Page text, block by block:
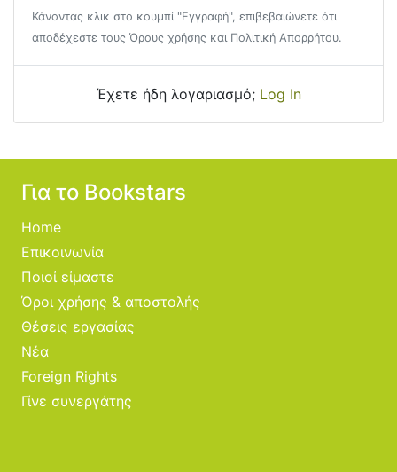
Κάνοντας κλικ στο κουμπί "Εγγραφή", επιβεβαιώνετε ότι
αποδέχεστε τους Όρους χρήσης και Πολιτική Απορρήτου.
Έχετε ήδη λογαριασμό; Log In
Για το Bookstars
Home
Επικοινωνία
Ποιοί είμαστε
Όροι χρήσης & αποστολής
Θέσεις εργασίας
Νέα
Foreign Rights
Γίνε συνεργάτης